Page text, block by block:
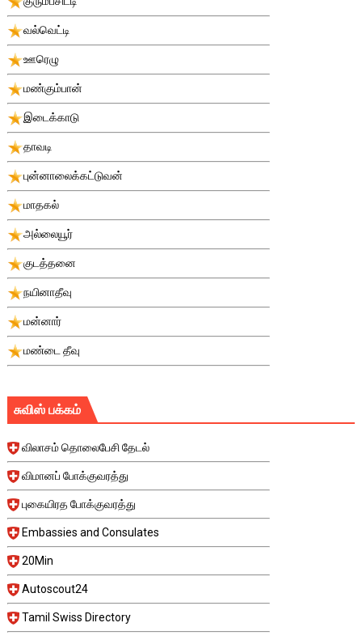
வல்வெட்டி
ஊரெழு
மண்கும்பான்
இடைக்காடு
தாவடி
புன்னாலைக்கட்டுவன்
மாதகல்
அல்லையூர்
குடத்தனை
நயினாதீவு
மன்னார்
மண்டை தீவு
சுவிஸ் பக்கம்
விலாசம் தொலைபேசி தேடல்
விமானப் போக்குவரத்து
புகையிரத போக்குவரத்து
Embassies and Consulates
20Min
Autoscout24
Tamil Swiss Directory